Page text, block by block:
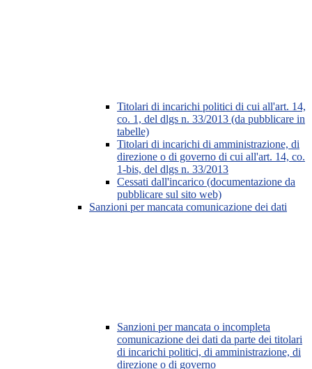
Titolari di incarichi politici di cui all'art. 14,
co. 1, del dlgs n. 33/2013 (da pubblicare in
tabelle)
Titolari di incarichi di amministrazione, di
direzione o di governo di cui all'art. 14, co.
1-bis, del dlgs n. 33/2013
Cessati dall'incarico (documentazione da
pubblicare sul sito web)
Sanzioni per mancata comunicazione dei dati
Sanzioni per mancata o incompleta
comunicazione dei dati da parte dei titolari
di incarichi politici, di amministrazione, di
direzione o di governo